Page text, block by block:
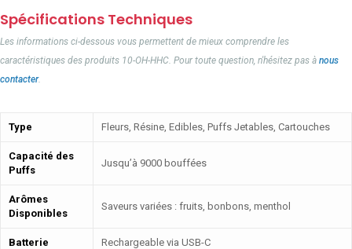
Spécifications Techniques
Les informations ci-dessous vous permettent de mieux comprendre les
caractéristiques des produits 10-OH-HHC. Pour toute question, n'hésitez pas à nous
contacter.
Type Fleurs, Résine, Edibles, Puffs Jetables, Cartouches
Capacité des
Puffs
Jusqu’à 9000 bouffées
Arômes
Disponibles
Saveurs variées : fruits, bonbons, menthol
Batterie Rechargeable via USB-C